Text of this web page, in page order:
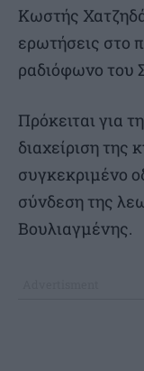
Κωστής
ερωτήσεις στο
ραδιόφωνο του
Πρόκειται για
διαχείριση της
συγκεκριμένο
σύνδεση της
Βουλιαγμένης.